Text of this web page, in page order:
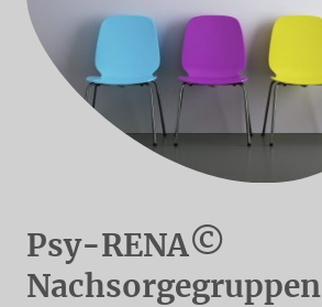
Psy-RENA©
Nachsorgegruppen